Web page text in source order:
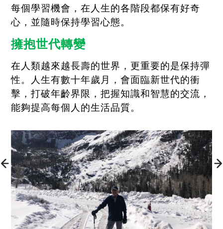
每個學習機會，在人生的各階段都保有好奇
心，並隨時保持學習心態。
擁抱世代轉變
在人類越來越長壽的世界，更重要的是保持彈
性。人生有數十年歲月，會面臨新世代的衝
擊，打破年齡界限，把握知識和智慧的交流，
能夠提高每個人的生活品質。